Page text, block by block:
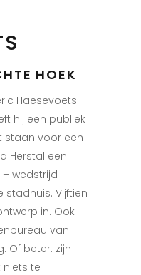
HOEK
Haesevoets
hij een publiek
staan voor een
Herstal een
wedstrijd
stadhuis. Vijftien
in. Ook
van
Of beter: zijn
te